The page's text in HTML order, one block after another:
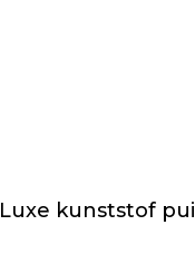
Luxe kunststof pui